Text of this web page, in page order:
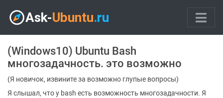
(Windows10) Ubuntu Bash
многозадачность. это возможно
(Я новичок, извините за возможно глупые вопросы)
Я слышал, что у bash есть возможность многозадачности. Я